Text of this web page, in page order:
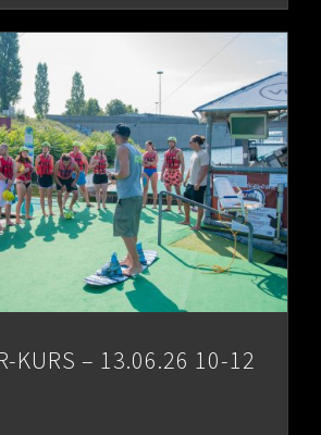
€80.00
KURS – 13.06.26 10-12